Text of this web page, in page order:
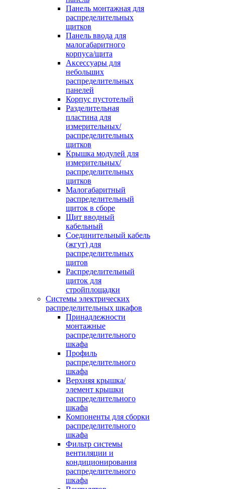
Панель монтажная для
распределительных
щитков
Панель ввода для
малогабаритного
корпуса/щита
Аксессуары для
небольших
распределительных
панелей
Корпус пустотелый
Разделительная
пластина для
измерительных/
распределительных
щитков
Крышка модулей для
измерительных/
распределительных
щитков
Малогабаритный
распределительный
щиток в сборе
Щит вводный
кабельный
Соединительный кабель
(жгут) для
распределительных
щитов
Распределительный
щиток для
стройплощадки
Системы электрических
распределительных шкафов
Принадлежности
монтажные
распределительного
шкафа
Профиль
распределительного
шкафа
Верхняя крышка/
элемент крышки
распределительного
шкафа
Компоненты для сборки
распределительного
шкафа
Фильтр системы
вентиляции и
кондиционирования
распределительного
шкафа